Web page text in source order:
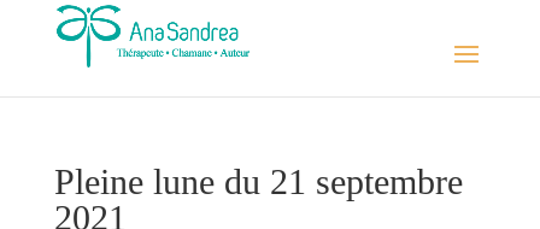
Pleine lune du 21 septembre
2021